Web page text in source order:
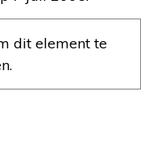
dit element te